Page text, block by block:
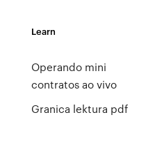
Learn
Operando mini
contratos ao vivo
Granica lektura pdf